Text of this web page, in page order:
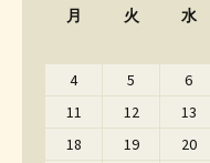
月
火 水
4
5 6
11
12 13
18
19 20